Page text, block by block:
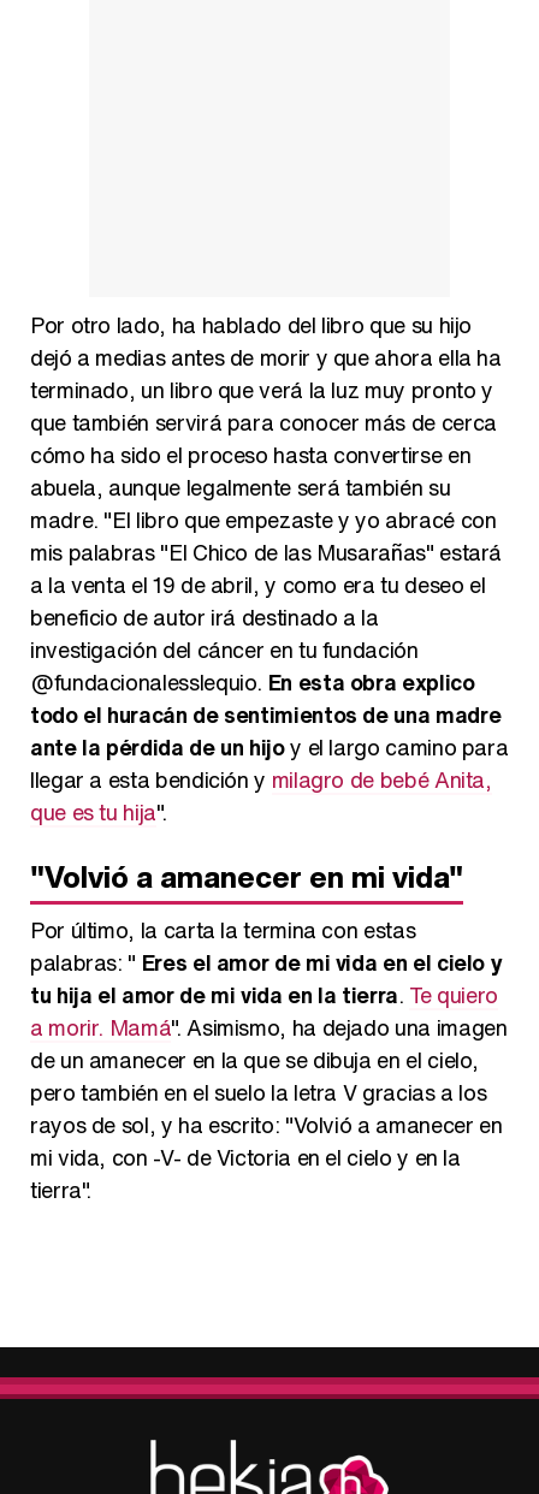
Por otro lado, ha hablado del libro que su hijo
dejó a medias antes de morir y que ahora ella ha
terminado, un libro que verá la luz muy pronto y
que también servirá para conocer más de cerca
cómo ha sido el proceso hasta convertirse en
abuela, aunque legalmente será también su
madre. "El libro que empezaste y yo abracé con
mis palabras "El Chico de las Musarañas" estará
a la venta el 19 de abril, y como era tu deseo el
beneficio de autor irá destinado a la
investigación del cáncer en tu fundación
@fundacionalesslequio. En esta obra explico
todo el huracán de sentimientos de una madre
ante la pérdida de un hijoy el largo camino para
llegar a esta bendición y milagro de bebé Anita,
que es tu hija".
"Volvió a amanecer en mi vida"
Por último, la carta la termina con estas
palabras: " Eres el amor de mi vida en el cielo y
tu hija el amor de mi vida en la tierra. Te quiero
a morir. Mamá". Asimismo, ha dejado una imagen
de un amanecer en la que se dibuja en el cielo,
pero también en el suelo la letra V gracias a los
rayos de sol, y ha escrito: "Volvió a amanecer en
mi vida, con -V- de Victoria en el cielo y en la
tierra".